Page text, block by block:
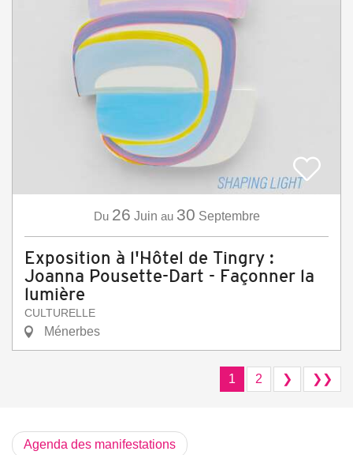
Du 26 Juin au 30 Septembre
Exposition à l'Hôtel de Tingry :
Joanna Pousette-Dart - Façonner la
lumière
CULTURELLE
Ménerbes
1 2 ❯ ❯❯
Agenda des manifestations